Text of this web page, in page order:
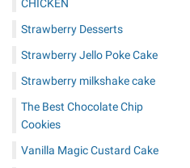
CHICKEN
Strawberry Desserts
Strawberry Jello Poke Cake
Strawberry milkshake cake
The Best Chocolate Chip
Cookies
Vanilla Magic Custard Cake